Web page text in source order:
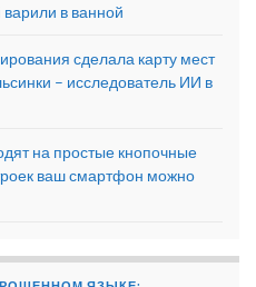
в ванной
сделала карту мест
– исследователь ИИ в
на простые кнопочные
ваш смартфон можно